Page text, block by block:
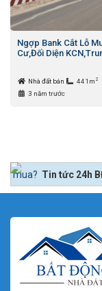
Ngợp Bank Cắt Lỗ
Cư,Đối Diện
Nhà đất bán 441m 2
3 năm trước
BĐS:Bất động